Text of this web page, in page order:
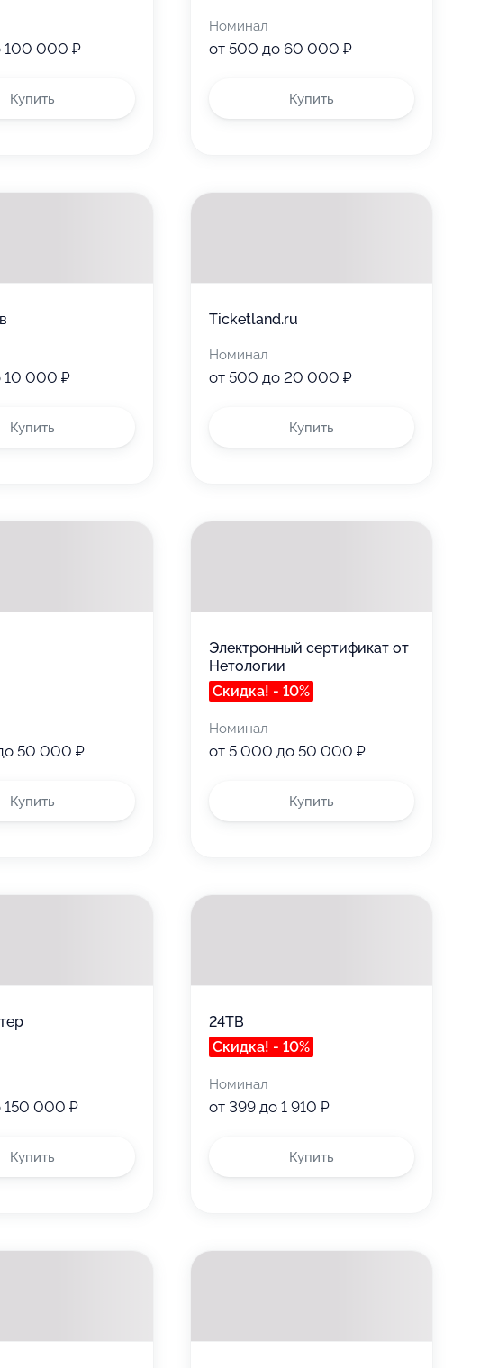
100 000 ₽
Купить
Номинал
от 500 до 60 000 ₽
Купить
10 000 ₽
Купить
Ticketland.ru
Номинал
от 500 до 20 000 ₽
Купить
50 000 ₽
Купить
Электронный сертификат от
Нетологии
Скидка! - 10%
Номинал
от 5 000 до 50 000 ₽
Купить
150 000 ₽
Купить
24ТВ
Скидка! - 10%
Номинал
от 399 до 1 910 ₽
Купить